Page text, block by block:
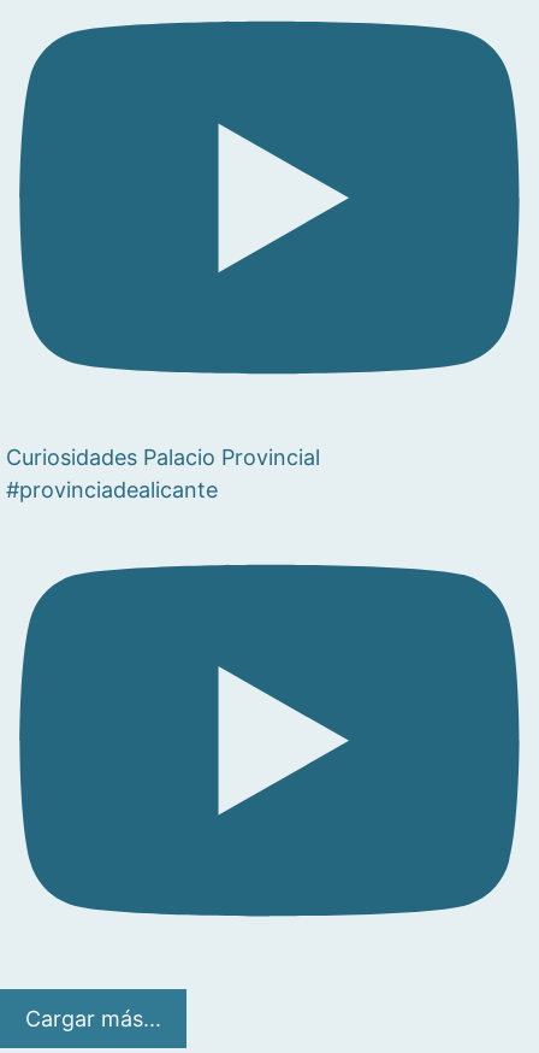
Curiosidades Palacio Provincial
#provinciadealicante
Cargar más...